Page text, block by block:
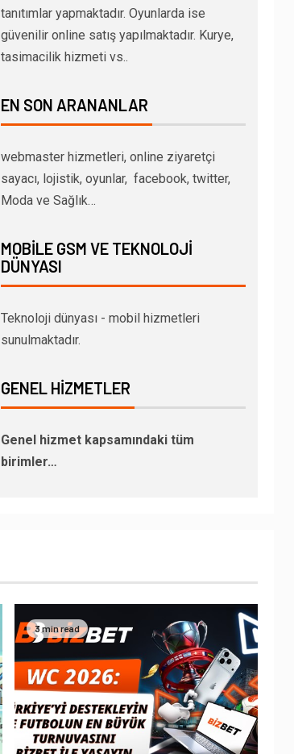
tanıtımlar yapmaktadır. Oyunlarda ise
güvenilir online satış yapılmaktadır. Kurye,
tasimacilik hizmeti vs..
EN SON ARANANLAR
webmaster hizmetleri, online ziyaretçi
sayacı, lojistik, oyunlar, facebook, twitter,
Moda ve Sağlık…
MOBILE GSM VE TEKNOLOJI
DÜNYASI
Teknoloji dünyası - mobil hizmetleri
sunulmaktadır.
GENEL HIZMETLER
Genel hizmet kapsamındaki tüm
birimler…
3 min read